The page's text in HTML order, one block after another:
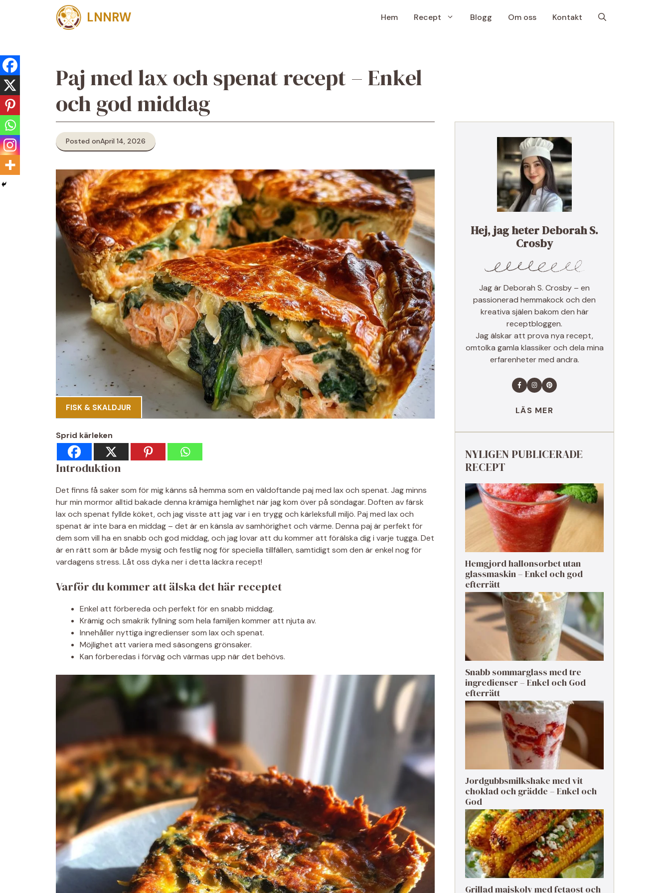
LNNRW Hem Recept Blogg Om oss Kontakt
Paj med lax och spenat recept – Enkel
och god middag
Posted onApril 14, 2026
FISK & SKALDJUR
Sprid kärleken
Introduktion
Det finns få saker som för mig känns så hemma som en väldoftande paj med lax och spenat. Jag minns
hur min mormor alltid bakade denna krämiga hemlighet när jag kom över på söndagar. Doften av färsk
lax och spenat fyllde köket, och jag visste att jag var i en trygg och kärleksfull miljö. Paj med lax och
spenat är inte bara en middag – det är en känsla av samhörighet och värme. Denna paj är perfekt för
dem som vill ha en snabb och god middag, och jag lovar att du kommer att förälska dig i varje tugga. Det
är en rätt som är både mysig och festlig nog för speciella tillfällen, samtidigt som den är enkel nog för
vardagens stress. Låt oss dyka ner i detta läckra recept!
Varför du kommer att älska det här receptet
Enkel att förbereda och perfekt för en snabb middag.
Krämig och smakrik fyllning som hela familjen kommer att njuta av.
Innehåller nyttiga ingredienser som lax och spenat.
Möjlighet att variera med säsongens grönsaker.
Kan förberedas i förväg och värmas upp när det behövs.
Hej, jag heter Deborah S.
Crosby
Jag är Deborah S. Crosby – en
passionerad hemmakock och den
kreativa själen bakom den här
receptbloggen.
Jag älskar att prova nya recept,
omtolka gamla klassiker och dela mina
erfarenheter med andra.
LÄS MER
NYLIGEN PUBLICERADE
RECEPT
Hemgjord hallonsorbet utan
glassmaskin – Enkel och god
efterrätt
Snabb sommarglass med tre
ingredienser – Enkel och God
efterrätt
Jordgubbsmilkshake med vit
choklad och grädde – Enkel och
God
Grillad majskolv med fetaost och